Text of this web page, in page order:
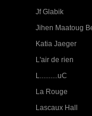
Jf Glabik
Jihen Maatoug
Katia Jaeger
L'air de rien
L..........uC
La Rouge
Lascaux Hall